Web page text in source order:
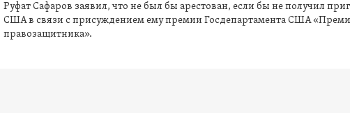
Руфат Сафаров заявил, что не был бы арестован, если бы не получил
США в связи с присуждением ему премии Госдепартамента США
правозащитника».